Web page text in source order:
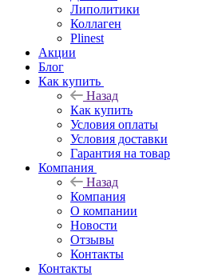
Липолитики
Коллаген
Plinest
Акции
Блог
Как купить
Назад
Как купить
Условия оплаты
Условия доставки
Гарантия на товар
Компания
Назад
Компания
О компании
Новости
Отзывы
Контакты
Контакты